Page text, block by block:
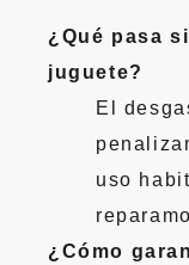
¿Qué pasa
juguete?
El
uso
¿Cómo